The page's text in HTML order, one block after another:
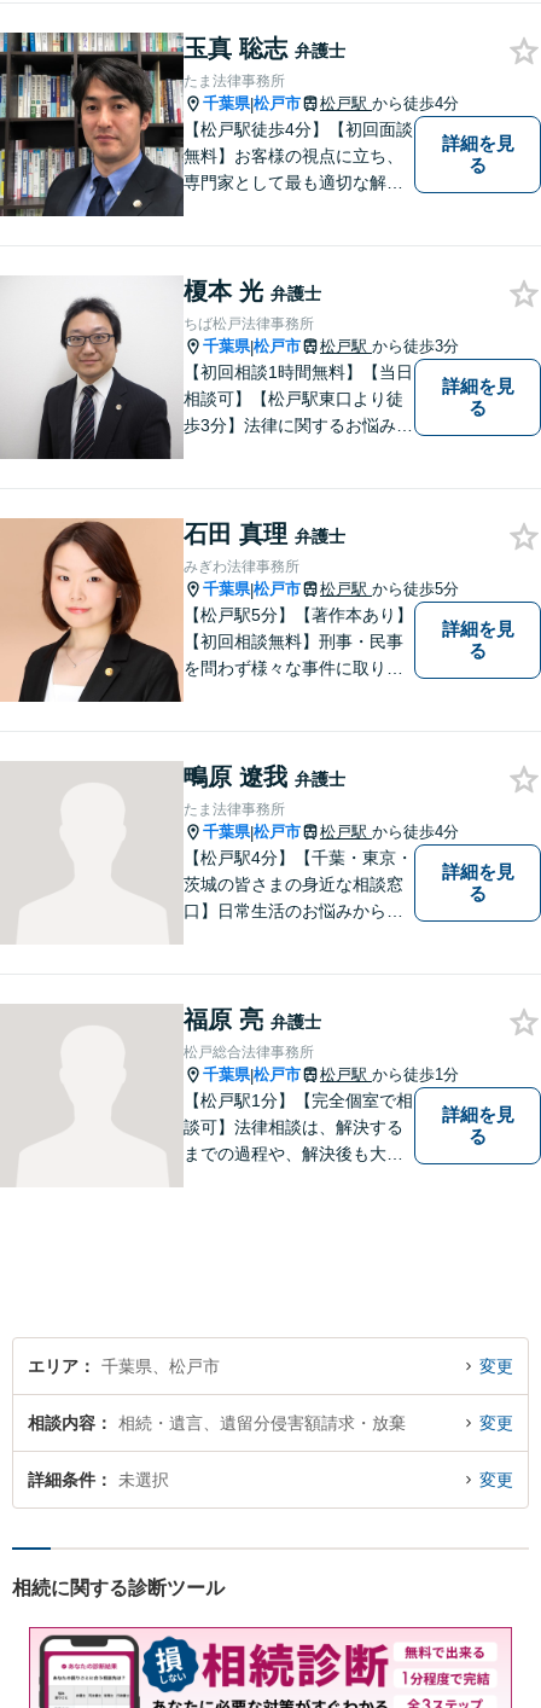
ます。ぜひ、お気軽にお越し
ください。
玉真 聡志 弁護士
たま法律事務所
千葉県|松戸市 松戸駅 から徒歩4分
【松戸駅徒歩4分】【初回面談
無料】お客様の視点に立ち、
専門家として最も適切な解決
対応。【夜間／休日対応可
能】お客様に寄り添い、スピ
ーディーな解決策を実行しま
す。
詳細を見
る
榎本 光 弁護士
ちば松戸法律事務所
千葉県|松戸市 松戸駅 から徒歩3分
【初回相談1時間無料】【当日
相談可】【松戸駅東口より徒
歩3分】法律に関するお悩みを
ビスを提供致します。
詳細を見
る
石田 真理 弁護士
みぎわ法律事務所
千葉県|松戸市 松戸駅 から徒歩5分
【松戸駅5分】【著作本あり】
【初回相談無料】刑事・民事
を問わず様々な事件に取り組
てるようサポートさせていた
だきます。
詳細を見
る
鴫原 遼我 弁護士
たま法律事務所
千葉県|松戸市 松戸駅 から徒歩4分
【松戸駅4分】【千葉・東京・
茨城の皆さまの身近な相談窓
口】日常生活のお悩みから複
提案。解決まで弁護士がしっ
かりサポートします！【バリ
アフリー】
詳細を見
る
福原 亮 弁護士
松戸総合法律事務所
千葉県|松戸市 松戸駅 から徒歩1分
【松戸駅1分】【完全個室で相
談可】法律相談は、解決する
までの過程や、解決後も大切
詳細を見
る
エリア 千葉県、松戸市 変更
相談内容 相続・遺言、遺留分侵害額請求・放棄 変更
詳細条件 未選択 変更
相続に関する診断ツール